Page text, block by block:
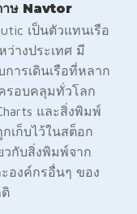
าษ Navtor
เป็นตัวแทนเรือ
ว่างประเทศ มี
การเดินเรือที่หลาก
รอบคลุมทั่วโลก
และสิ่งพิมพ์
เก็บไว้ในสต็อก
วกับสิ่งพิมพ์จาก
ะองค์กรอื่นๆ ของ